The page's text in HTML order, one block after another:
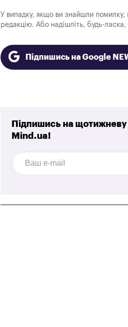
У випадку, якщо ви знайшли помилку,
редакцію. Або надішліть, будь-
Підпишись на Google
Підпишись на
Mind.ua!